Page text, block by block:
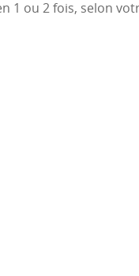
1 ou 2 fois, selon